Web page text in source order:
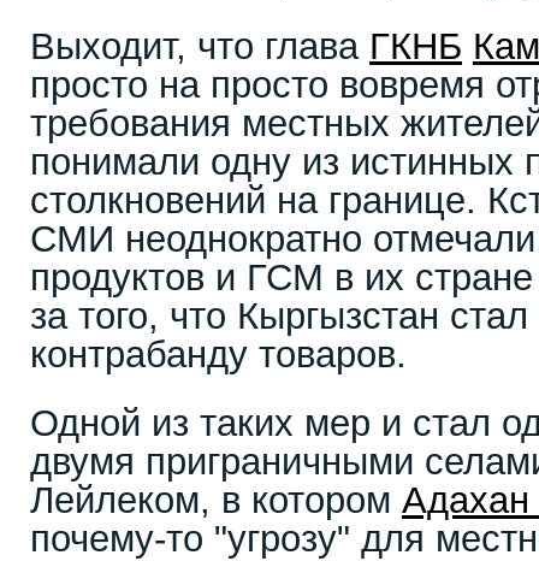
Выходит, что глава ГКНБ
просто на просто вовремя
требования местных
понимали одну из истинных
столкновений на границе.
СМИ неоднократно
продуктов и ГСМ в их
за того, что Кыргызстан
контрабанду товаров.
Одной из таких мер и стал
двумя приграничными
Лейлеком, в котором
почему-то "угрозу" для